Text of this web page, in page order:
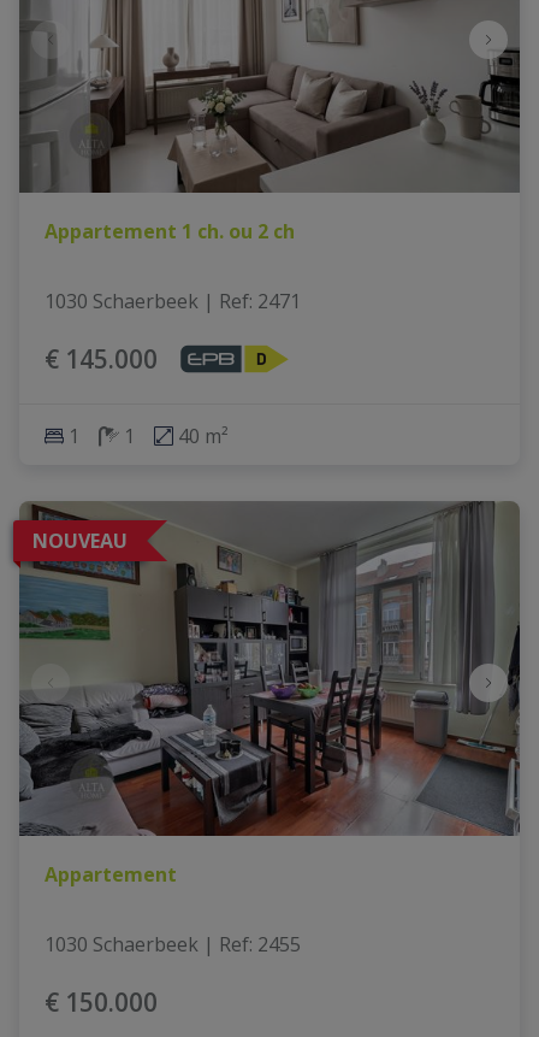
Appartement 1 ch. ou 2 ch
1030 Schaerbeek | Ref: 2471
€ 145.000
1 1 40 m²
NOUVEAU
Appartement
1030 Schaerbeek | Ref: 2455
€ 150.000